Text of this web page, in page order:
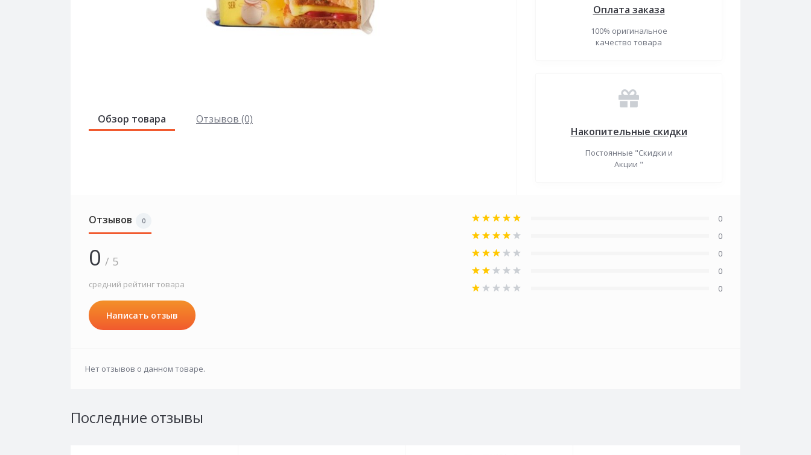
Обзор товара Отзывов (0)
Оплата заказа
100% оригинальное
качество товара
Накопительные скидки
Постоянные "Скидки и
Акции "
Отзывов 0
0 / 5
средний рейтинг товара
Написать отзыв
0
0
0
0
0
Нет отзывов о данном товаре.
Последние отзывы